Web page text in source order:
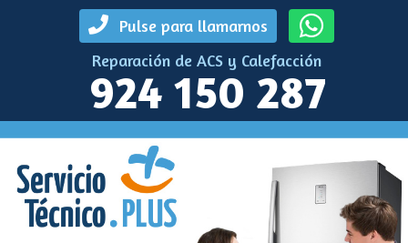
Pulse para llamarnos
Reparación de ACS y Calefacción
924 150 287